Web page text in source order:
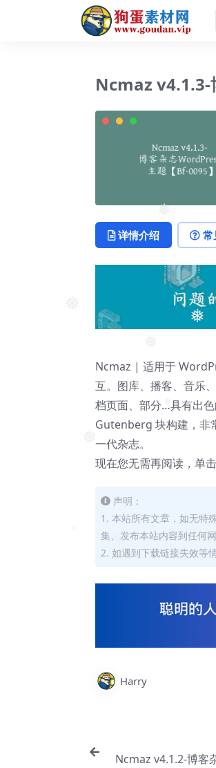
❅
❅
❅
❅
❅
Ncmaz v4.1.3-
详情介绍 常
Ncmaz | 适用于
互。图库、播客、音乐
档页面、部分…具有出
Gutenberg 块构建，非
一代杂志。
现在您无需再阅读，单
声明：
1. 本站所有文章，如无特
集、发布本站内容到任何
2. 如遇到下载链接失效等
Harry
Ncmaz v4.1.2-博客